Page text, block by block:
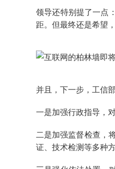
领导还特别提了一点
距。但最终还是希望
并且，下一步，工信
一是加强行政指导，
二是加强监督检查，
证、技术检测等多种